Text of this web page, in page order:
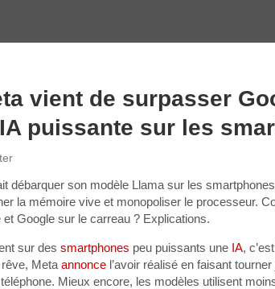
vient de surpasser
puissante sur les
débarquer son modèle Llama sur les
la mémoire vive et monopoliser le processeur.
Google sur le carreau ? Explications.
sur des smartphones peu puissants une IA,
Meta annonce l’avoir réalisé en faisant
Mieux encore, les modèles utilisent